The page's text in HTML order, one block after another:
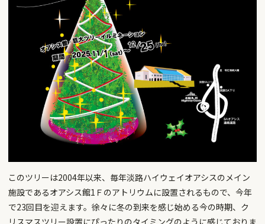
このツリーは2004年以来、毎年淡路ハイウェイオアシスのメイン
施設であるオアシス館1Ｆのアトリウムに設置されるもので、今年
で23回目を迎えます。徐々に冬の到来を感じ始める今の時期、ク
リスマスツリー設置にぴったりのタイミングのように感じておりま